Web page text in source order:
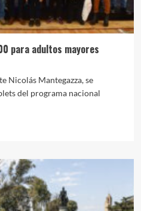
para adultos mayores
Nicolás Mantegazza, se
del programa nacional